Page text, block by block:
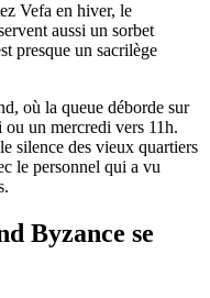
Vefa en hiver, le
aussi un sorbet
presque un sacrilège
où la queue déborde sur
un mercredi vers 11h.
silence des vieux quartiers
le personnel qui a vu
Byzance se